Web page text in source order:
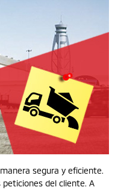
segura y eficiente.
peticiones del cliente. A